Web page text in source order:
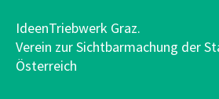
IdeenTriebwerk Graz.
Verein zur Sichtbarmachung der
Österreich